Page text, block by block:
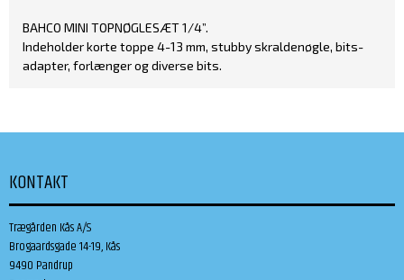
BAHCO MINI TOPNØGLESÆT 1/4”.
Indeholder korte toppe 4-13 mm, stubby skraldenøgle, bits-
adapter, forlænger og diverse bits.
KONTAKT
Trægården Kås A/S
Brogaardsgade 14-19, Kås
9490 Pandrup